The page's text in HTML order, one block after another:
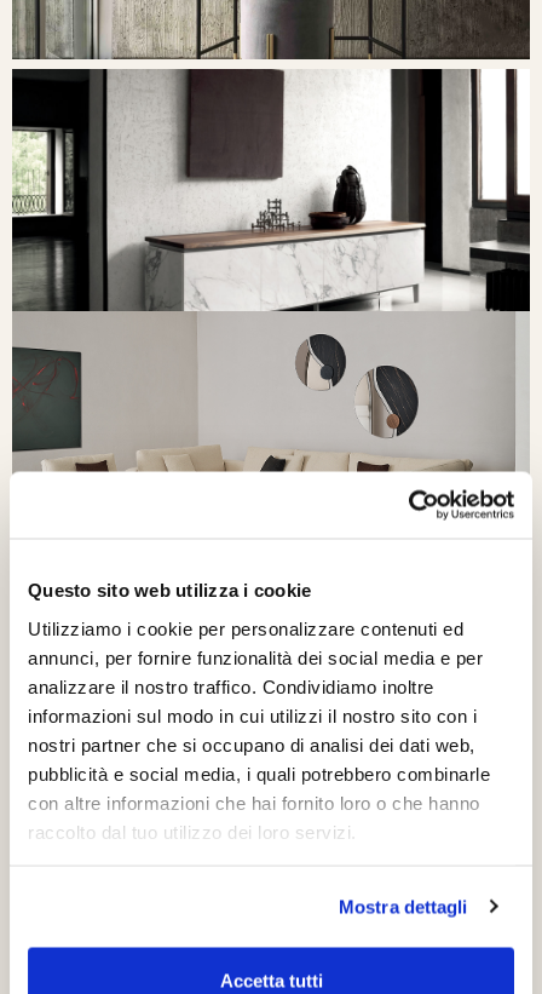
Questo sito web utilizza i cookie
Utilizziamo i cookie per personalizzare contenuti ed
annunci, per fornire funzionalità dei social media e per
analizzare il nostro traffico. Condividiamo inoltre
informazioni sul modo in cui utilizzi il nostro sito con i
nostri partner che si occupano di analisi dei dati web,
pubblicità e social media, i quali potrebbero combinarle
con altre informazioni che hai fornito loro o che hanno
raccolto dal tuo utilizzo dei loro servizi.
Mostra dettagli
Accetta tutti
Progetto Con Noi?